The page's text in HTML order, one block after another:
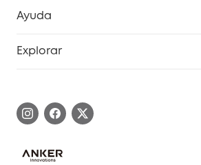
Sistemas de Alarma
Explorar todo
Ayuda
Preguntas frecuentes sobre pedidos
Explorar
Conviértete en afiliado